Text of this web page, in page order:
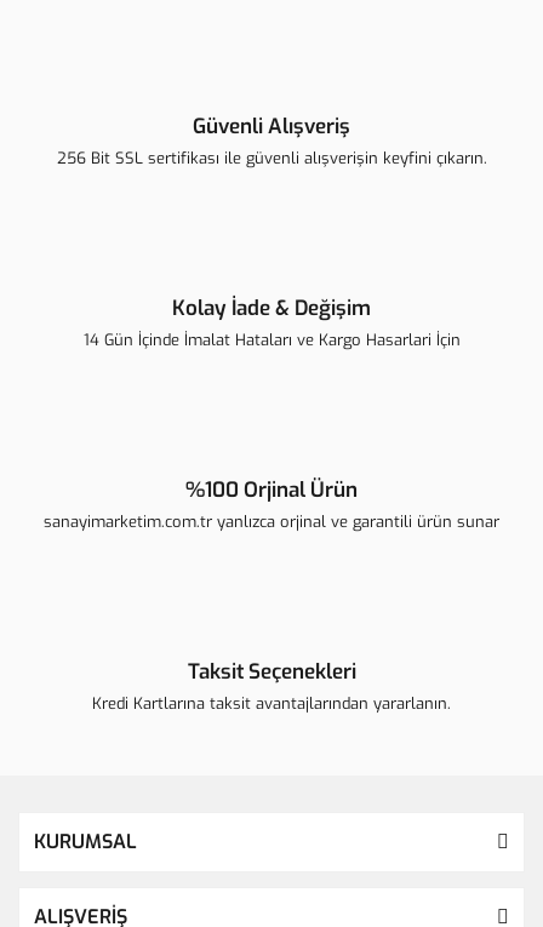
Ürün açıklamasında eksik bilgiler bulunuyor.
Güvenli Alışveriş
256 Bit SSL sertifikası ile güvenli alışverişin keyfini çıkarın.
Kolay İade & Değişim
14 Gün İçinde İmalat Hataları ve Kargo Hasarlari İçin
%100 Orjinal Ürün
sanayimarketim.com.tr yanlızca orjinal ve garantili ürün sunar
Taksit Seçenekleri
Kredi Kartlarına taksit avantajlarından yararlanın.
KURUMSAL
ALIŞVERİŞ